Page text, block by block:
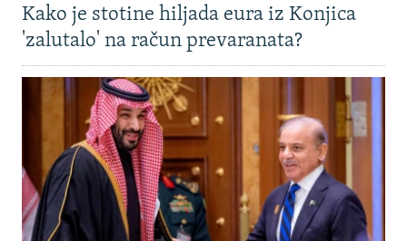
Kako je stotine hiljada eura iz Konjica
'zalutalo' na račun prevaranata?